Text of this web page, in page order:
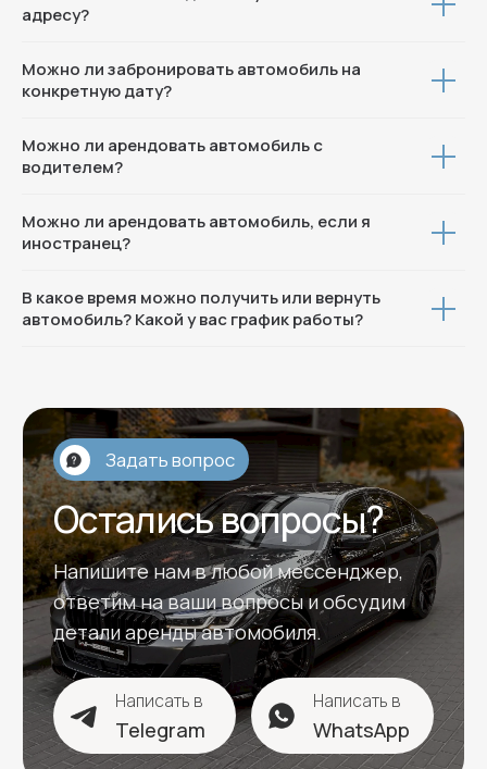
адресу?
Можно ли забронировать автомобиль на
конкретную дату?
Можно ли арендовать автомобиль с
водителем?
Можно ли арендовать автомобиль, если я
иностранец?
В какое время можно получить или вернуть
автомобиль? Какой у вас график работы?